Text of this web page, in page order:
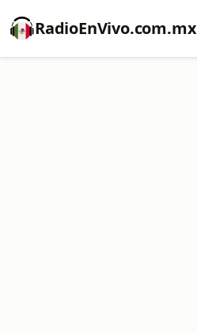
RadioEnVivo.com.mx